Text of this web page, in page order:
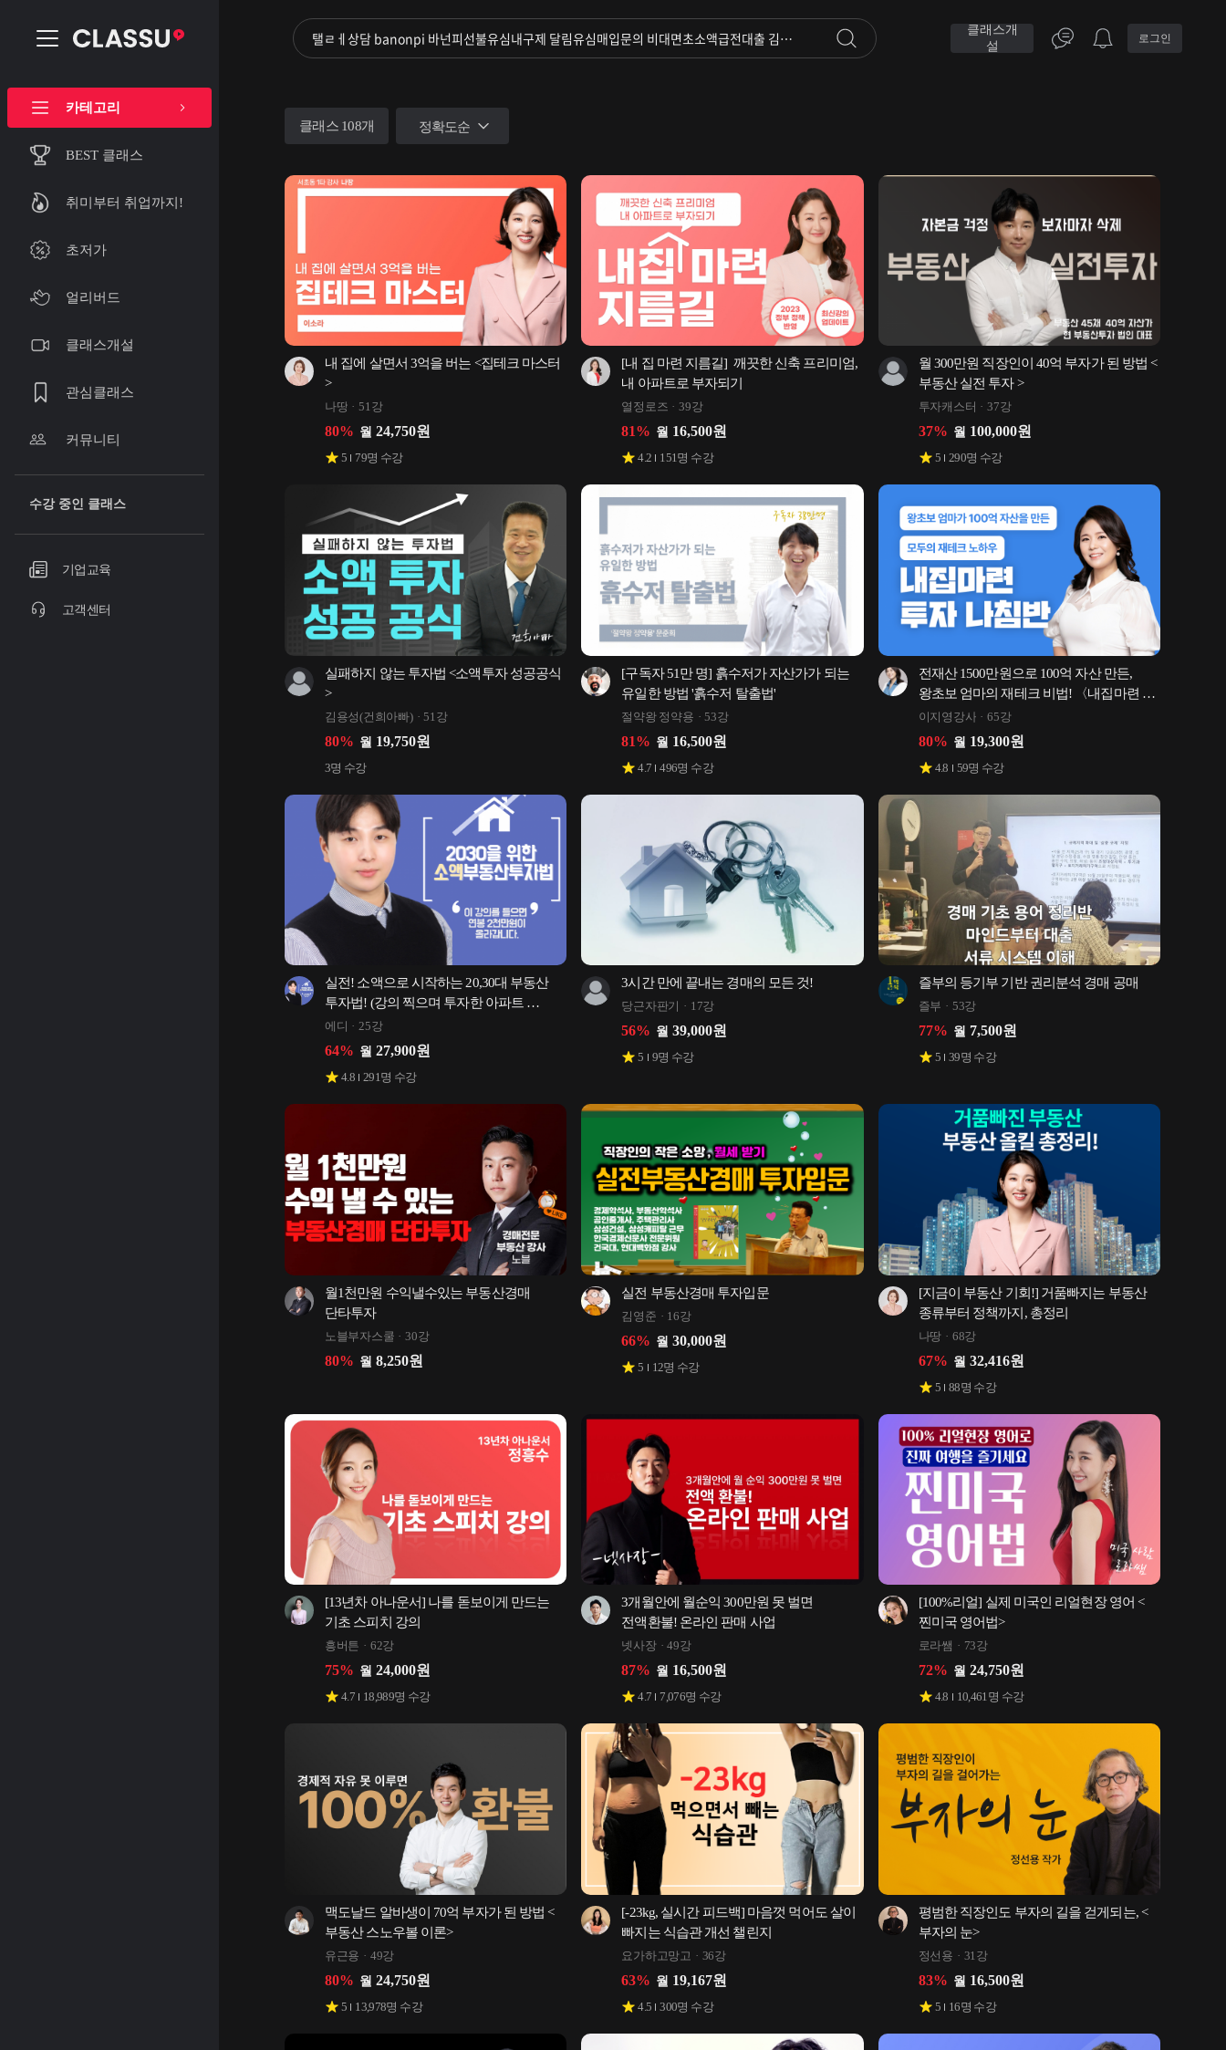
클래스개
설
로그인
카테고리
BEST 클래스
취미부터 취업까지!
초저가
얼리버드
클래스개설
관심클래스
커뮤니티
수강 중인 클래스
기업교육
고객센터
클래스 108개 정확도순
내 집에 살면서 3억을 버는 <집테크 마스터
>
나땅 51강
80% 월 24,750원
5 79명 수강
[내 집 마련 지름길]  깨끗한 신축 프리미엄,
내 아파트로 부자되기
열정로즈 39강
81% 월 16,500원
4.2 151명 수강
월 300만원 직장인이 40억 부자가 된 방법 <
부동산 실전 투자 >
투자캐스터 37강
37% 월 100,000원
5 290명 수강
실패하지 않는 투자법 <소액투자 성공공식
>
김용성(건희아빠) 51강
80% 월 19,750원
3명 수강
[구독자 51만 명] 흙수저가 자산가가 되는
유일한 방법 '흙수저 탈출법'
절약왕 정약용 53강
81% 월 16,500원
4.7 496명 수강
전재산 1500만원으로 100억 자산 만든,
왕초보 엄마의 재테크 비법! 〈내집마련
투자 나침반〉
이지영강사 65강
80% 월 19,300원
4.8 59명 수강
실전! 소액으로 시작하는 20,30대 부동산
투자법! (강의 찍으며 투자한 아파트
5천만원↑)
에디 25강
64% 월 27,900원
4.8 291명 수강
3시간 만에 끝내는 경매의 모든 것!
당근자판기 17강
56% 월 39,000원
5 9명 수강
즐부의 등기부 기반 권리분석 경매 공매
즐부 53강
77% 월 7,500원
5 39명 수강
월1천만원 수익낼수있는 부동산경매
단타투자
노블부자스쿨 30강
80% 월 8,250원
실전 부동산경매 투자입문
김영준 16강
66% 월 30,000원
5 12명 수강
[지금이 부동산 기회!] 거품빠지는 부동산
종류부터 정책까지, 총정리
나땅 68강
67% 월 32,416원
5 88명 수강
[13년차 아나운서] 나를 돋보이게 만드는
기초 스피치 강의
흥버튼 62강
75% 월 24,000원
4.7 18,989명 수강
3개월안에 월순익 300만원 못 벌면
전액환불! 온라인 판매 사업
넷사장 49강
87% 월 16,500원
4.7 7,076명 수강
[100%리얼] 실제 미국인 리얼현장 영어 <
찐미국 영어법>
로라쌤 73강
72% 월 24,750원
4.8 10,461명 수강
맥도날드 알바생이 70억 부자가 된 방법 <
부동산 스노우볼 이론>
유근용 49강
80% 월 24,750원
5 13,978명 수강
[-23kg, 실시간 피드백] 마음껏 먹어도 살이
빠지는 식습관 개선 챌린지
요가하고망고 36강
63% 월 19,167원
4.5 300명 수강
평범한 직장인도 부자의 길을 걷게되는, <
부자의 눈>
정선용 31강
83% 월 16,500원
5 16명 수강